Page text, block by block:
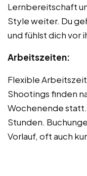
Lernbereitschaft
Style weiter. Du
und fühlst dich vor
Arbeitszeiten:
Flexible
Shootings finden
Wochenende
Stunden.
Vorlauf, oft auch